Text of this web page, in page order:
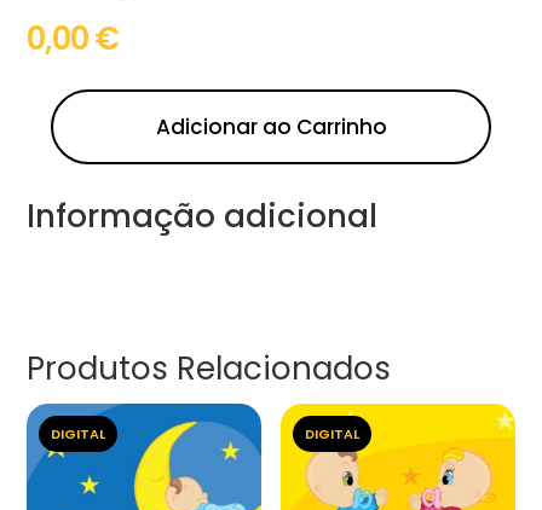
0,00€
Adicionar ao Carrinho
Informação adicional
Produtos Relacionados
DIGITAL DIGITAL